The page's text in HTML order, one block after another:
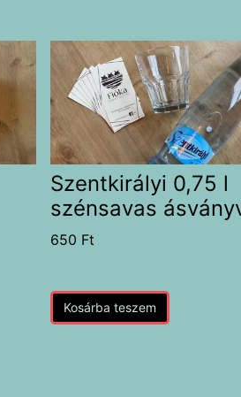
Szentkirályi 0,75 l
szénsavas
650 Ft
Kosárba teszem